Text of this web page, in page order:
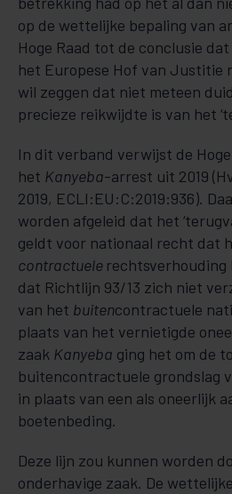
op de wettelijke bepaling van
Hoge Raad tot de conclusie
het Europese Hof van Justitie
wil zeggen dat niet meteen
precieze reikwijdte is van het
In dit verband verwijst de
het Kanyeba-arrest uit 2019
2019, ECLI:EU:C:2019:936).
worden afgeleid dat het
geldt voor nationaal recht dat
contractuele rechtsverhouding
dat Richtlijn 93/13 zich niet
van het buitencontractuele
plaats van het vernietigde
zaak Kanyeba ging het om de
buitencontractuele grondslag
in plaats van een als oneerlijk
boetenbeding.
Deze lijn zou kunnen worden
onderhavige zaak. De